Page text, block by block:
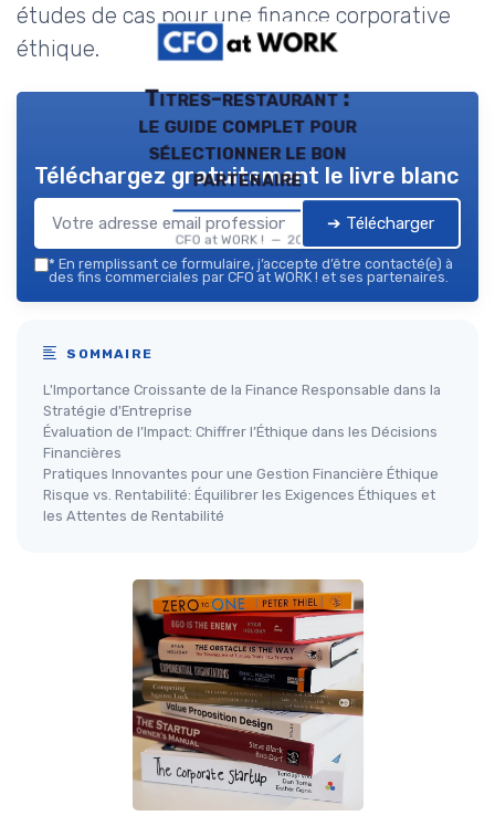
études de cas pour une finance corporative
éthique.
Titres-restaurant :
le guide complet pour
sélectionner le bon
partenaire
CFO at WORK ! — 2026
Téléchargez gratuitement le livre blanc
➔ Télécharger
* En remplissant ce formulaire, j’accepte d’être contacté(e) à
des fins commerciales par CFO at WORK ! et ses partenaires.
SOMMAIRE
L'Importance Croissante de la Finance Responsable dans la
Stratégie d'Entreprise
Évaluation de l’Impact: Chiffrer l’Éthique dans les Décisions
Financières
Pratiques Innovantes pour une Gestion Financière Éthique
Risque vs. Rentabilité: Équilibrer les Exigences Éthiques et
les Attentes de Rentabilité